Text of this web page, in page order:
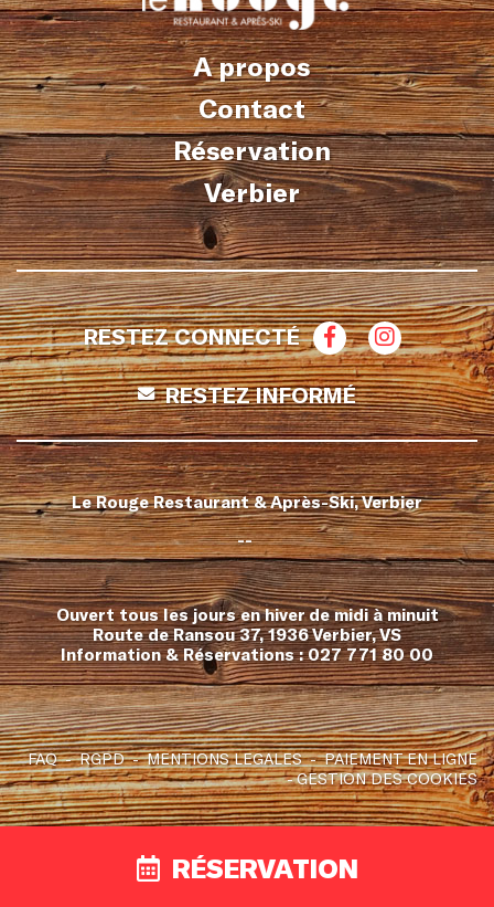
RÉSERVATION
A propos
Contact
Réservation
Verbier
RESTEZ CONNECTÉ
RESTEZ INFORMÉ
Le Rouge Restaurant & Après-Ski, Verbier
--
Ouvert tous les jours en hiver de midi à minuit
Route de Ransou 37, 1936 Verbier, VS
Information & Réservations :027 771 80 00
FAQ RGPD MENTIONS LEGALES
PAIEMENT EN LIGNE
GESTION DES COOKIES